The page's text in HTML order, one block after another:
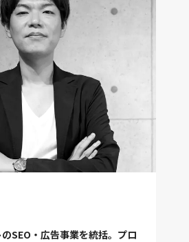
SEO・広告事業を統括。プロ